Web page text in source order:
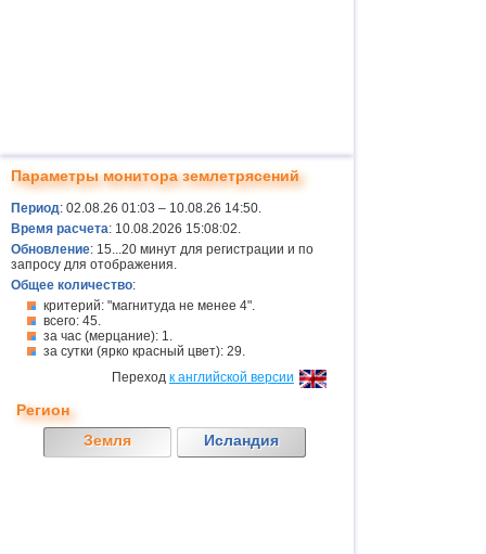
Параметры монитора землетрясений
Период: 02.08.26 01:03 – 10.08.26 14:50.
Время расчета: 10.08.2026 15:08:02.
Обновление: 15...20 минут для регистрации и по
запросу для отображения.
Общее количество:
критерий: "магнитуда не менее 4".
всего: 45.
за час (мерцание): 1.
за сутки (ярко красный цвет): 29.
Переход к английской версии
Регион
Земля
Исландия